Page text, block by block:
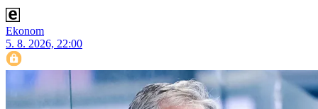
Ekonom
5. 8. 2026, 22:00